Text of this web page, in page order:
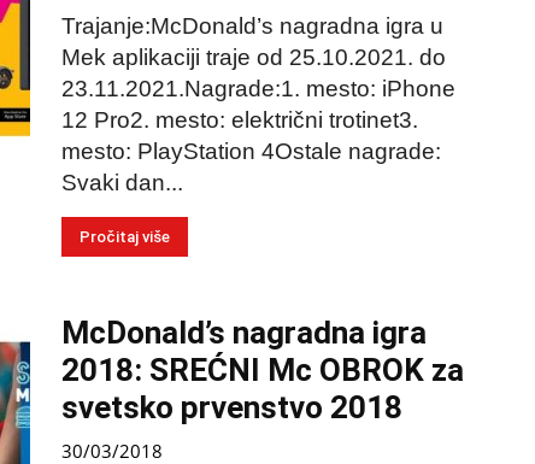
Trajanje:McDonald’s nagradna igra u
Mek aplikaciji traje od 25.10.2021. do
23.11.2021.Nagrade:1. mesto: iPhone
12 Pro2. mesto: električni trotinet3.
mesto: PlayStation 4Ostale nagrade:
Svaki dan...
Pročitaj više
McDonald’s nagradna igra
2018: SREĆNI Mc OBROK za
svetsko prvenstvo 2018
30/03/2018